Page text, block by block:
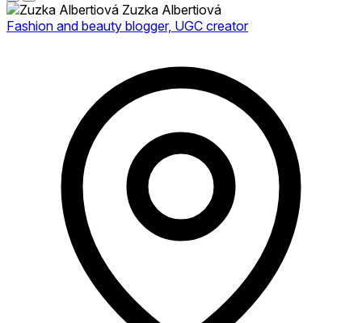
Zuzka Albertiová
Fashion and beauty blogger, UGC creator